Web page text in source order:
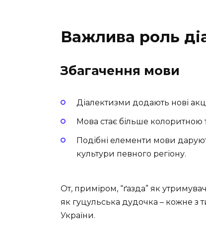
Важлива роль
Збагачення мови
Діалектизми додають нові
Мова стає більше колоритною
Подібні елементи мови
культури певного регіону.
От, приміром, “ґазда” як
як гуцульська дудочка – кожне з
України.